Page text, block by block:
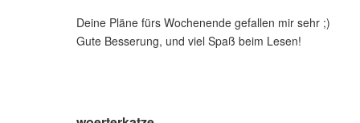
Deine Pläne fürs Wochenende gefallen mir sehr ;)
Gute Besserung, und viel Spaß beim Lesen!